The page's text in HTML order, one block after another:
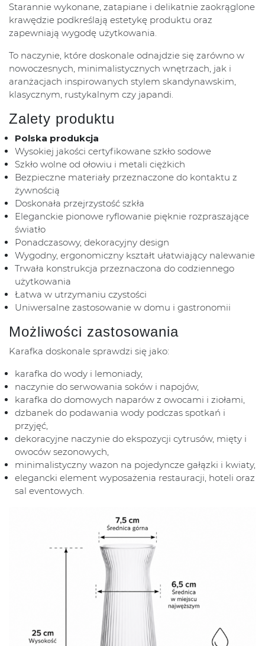
Starannie wykonane, zatapiane i delikatnie zaokrąglone
krawędzie podkreślają estetykę produktu oraz
zapewniają wygodę użytkowania.
To naczynie, które doskonale odnajdzie się zarówno w
nowoczesnych, minimalistycznych wnętrzach, jak i
aranżacjach inspirowanych stylem skandynawskim,
klasycznym, rustykalnym czy japandi.
Zalety produktu
Polska produkcja
Wysokiej jakości certyfikowane szkło sodowe
Szkło wolne od ołowiu i metali ciężkich
Bezpieczne materiały przeznaczone do kontaktu z
żywnością
Doskonała przejrzystość szkła
Eleganckie pionowe ryflowanie pięknie rozpraszające
światło
Ponadczasowy, dekoracyjny design
Wygodny, ergonomiczny kształt ułatwiający nalewanie
Trwała konstrukcja przeznaczona do codziennego
użytkowania
Łatwa w utrzymaniu czystości
Uniwersalne zastosowanie w domu i gastronomii
Możliwości zastosowania
Karafka doskonale sprawdzi się jako:
karafka do wody i lemoniady,
naczynie do serwowania soków i napojów,
karafka do domowych naparów z owocami i ziołami,
dzbanek do podawania wody podczas spotkań i
przyjęć,
dekoracyjne naczynie do ekspozycji cytrusów, mięty i
owoców sezonowych,
minimalistyczny wazon na pojedyncze gałązki i kwiaty,
elegancki element wyposażenia restauracji, hoteli oraz
sal eventowych.